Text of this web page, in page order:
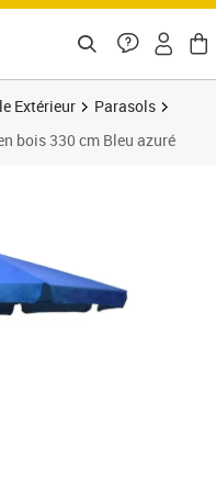
Extérieur
Parasols
bois 330 cm Bleu azuré